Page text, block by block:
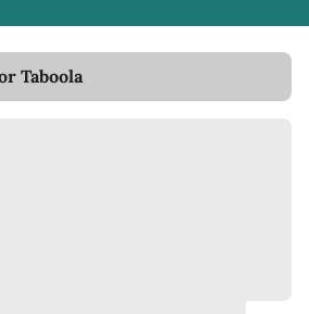
Taboola